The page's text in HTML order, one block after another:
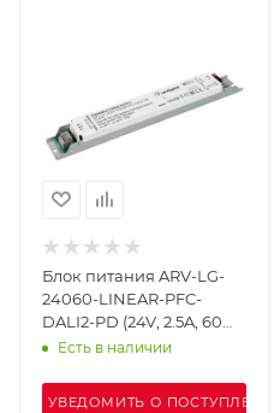
Блок питания ARV-LG-
24060-LINEAR-PFC-
DALI2-PD (24V, 2.5A, 60W)
(Arlight, IP20 Металл, 5
Есть в наличии
УВЕДОМИТЬ О ПОСТУПЛЕНИИ